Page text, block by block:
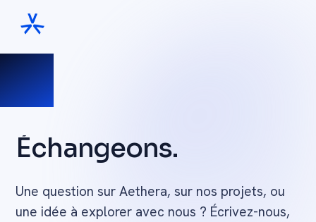
Échangeons.
Une question sur Aethera, sur nos projets, ou
une idée à explorer avec nous ? Écrivez-nous,